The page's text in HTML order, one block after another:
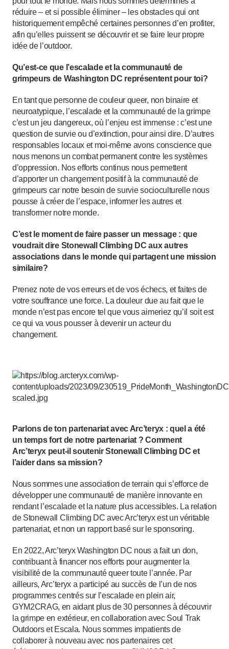
réduire – et si possible éliminer – les obstacles qui ont
historiquement empêché certaines personnes d’en profiter,
afin qu’elles puissent se découvrir et se faire leur propre
idée de l’outdoor.
Qu’est-ce que l’escalade et la communauté de
grimpeurs de Washington DC représentent pour toi?
En tant que personne de couleur queer, non binaire et
neuroatypique, l’escalade et la communauté de la grimpe
c’est un jeu dangereux, où l’enjeu est immense : c’est une
question de survie ou d’extinction, pour ainsi dire. D’autres
responsables locaux et moi-même avons conscience que
nous menons un combat permanent contre les systèmes
d’oppression. Nos efforts continus nous permettent
d’apporter un changement positif à la communauté de
grimpeurs car notre besoin de survie socioculturelle nous
pousse à créer de l’espace, informer les autres et
transformer notre monde.
C’est le moment de faire passer un message : que
voudrait dire Stonewall Climbing DC aux autres
associations dans le monde qui partagent une mission
similaire?
Prenez note de vos erreurs et de vos échecs, et faites de
votre souffrance une force. La douleur due au fait que le
monde n’est pas encore tel que vous aimeriez qu’il soit est
ce qui va vous pousser à devenir un acteur du
changement.
Parlons de ton partenariat avec Arc’teryx : quel a été
un temps fort de notre partenariat ? Comment
Arc’teryx peut-il soutenir Stonewall Climbing DC et
l’aider dans sa mission?
Nous sommes une association de terrain qui s’efforce de
développer une communauté de manière innovante en
rendant l’escalade et la nature plus accessibles. La relation
de Stonewall Climbing DC avec Arc’teryx est un véritable
partenariat, et non un rapport basé sur le sponsoring.
En 2022, Arc’teryx Washington DC nous a fait un don,
contribuant à financer nos efforts pour augmenter la
visibilité de la communauté queer toute l’année. Par
ailleurs, Arc’teryx a participé au succès de l’un de nos
programmes centrés sur l’escalade en plein air,
GYM2CRAG, en aidant plus de 30 personnes à découvrir
la grimpe en extérieur, en collaboration avec Soul Trak
Outdoors et Escala. Nous sommes impatients de
collaborer à nouveau avec nos partenaires cet